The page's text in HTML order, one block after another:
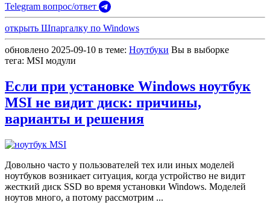
Telegram вопрос/ответ
открыть Шпаргалку по Windows
обновлено 2025-09-10 в теме: Ноутбуки Вы в выборке
тегa: MSI модули
Если при установке Windows ноутбук
MSI не видит диск: причины,
варианты и решения
Довольно часто у пользователей тех или иных моделей
ноутбуков возникает ситуация, когда устройство не видит
жесткий диск SSD во время установки Windows. Моделей
ноутов много, а потому рассмотрим ...